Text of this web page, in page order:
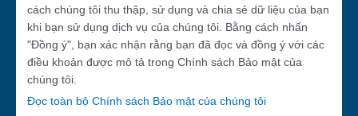
cách chúng tôi thu thập, sử dụng và chia sẻ dữ liệu của bạn
khi bạn sử dụng dịch vụ của chúng tôi. Bằng cách nhấn
"Đồng ý", bạn xác nhận rằng bạn đã đọc và đồng ý với các
điều khoản được mô tả trong Chính sách Bảo mật của
chúng tôi.
Đọc toàn bộ Chính sách Bảo mật của chúng tôi